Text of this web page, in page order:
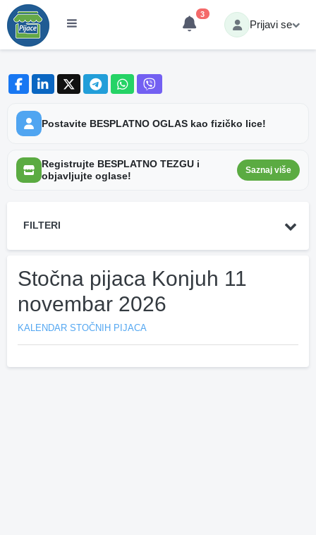
3
Prijavi se
Postavite BESPLATNO OGLAS kao fizičko lice!
Registrujte BESPLATNO TEZGU i
objavljujte oglase!
Saznaj više
FILTERI
Stočna pijaca Konjuh 11
novembar 2026
KALENDAR STOČNIH PIJACA